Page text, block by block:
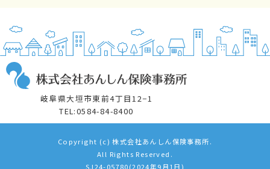
岐阜県大垣市東前4丁目12−1
TEL:0584-84-8400
Copyright (c) 株式会社あんしん保険事務所.
All Rights Reserved.
SJ24-05780(2024年9月1日)